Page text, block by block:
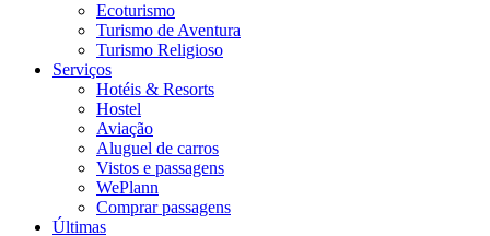
Ecoturismo
Turismo de Aventura
Turismo Religioso
Serviços
Hotéis & Resorts
Hostel
Aviação
Aluguel de carros
Vistos e passagens
WePlann
Comprar passagens
Últimas